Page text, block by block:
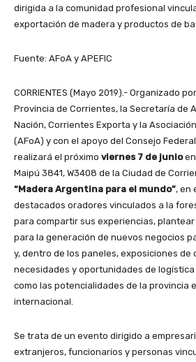
dirigida a la comunidad profesional
exportación de madera y productos de
Fuente: AFoA y APEFIC
CORRIENTES (Mayo 2019).- Organizado
Provincia de Corrientes, la Secretaría de
Nación, Corrientes Exporta y la
(AFoA) y con el apoyo del Consejo
realizará el próximo viernes 7 de junioen
Maipú 3841, W3408 de la Ciudad de
“Madera Argentina para el mundo”, en
destacados oradores vinculados a la
para compartir sus experiencias,
para la generación de nuevos negocios
y, dentro de los paneles, exposiciones de
necesidades y oportunidades de
como las potencialidades de la provincia
internacional.
Se trata de un evento dirigido a
extranjeros, funcionarios y personas